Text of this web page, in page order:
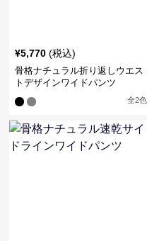
¥5,770 (税込)
骨格ナチュラル折り返しウエス
トデザインワイドパンツ
全2色